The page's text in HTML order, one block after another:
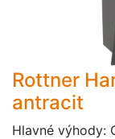
Rottner
antracit
Hlavné výhody: